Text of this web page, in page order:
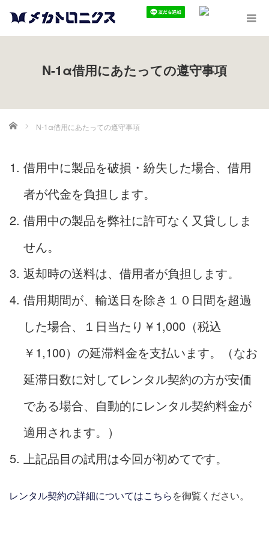
N-1α借用にあたっての遵守事項
ホーム N-1α借用にあたっての遵守事項
借用中に製品を破損・紛失した場合、借用
者が代金を負担します。
借用中の製品を弊社に許可なく又貸ししま
せん。
返却時の送料は、借用者が負担します。
借用期間が、輸送日を除き１０日間を超過
した場合、１日当たり￥1,000（税込
￥1,100）の延滞料金を支払います。（なお
延滞日数に対してレンタル契約の方が安価
である場合、自動的にレンタル契約料金が
適用されます。）
上記品目の試用は今回が初めてです。
レンタル契約の詳細についてはこちらを御覧ください。